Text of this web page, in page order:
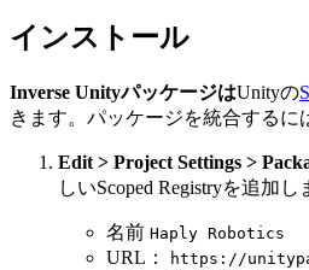
インストール
Inverse UnityパッケージはUnityの
きます。パッケージを統合するに
Edit > Project Settings >
しいScoped Registryを追加し
名前 Haply Robotics
URL： https://